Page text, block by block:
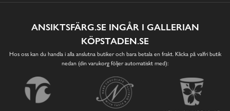
ANSIKTSFÄRG.SE INGÅR I GALLERIAN
KÖPSTADEN.SE
Hos oss kan du handla i alla anslutna butiker och bara betala en frakt. Klicka på valfri butik
nedan (din varukorg följer automatiskt med):